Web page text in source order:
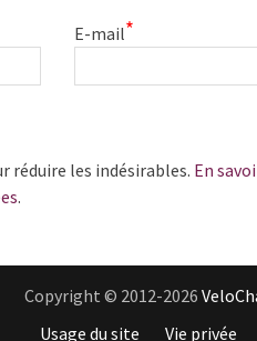
E-mail*
réduire les indésirables. En
.
Copyright © 2012-2026
Usage du site
Vie privée